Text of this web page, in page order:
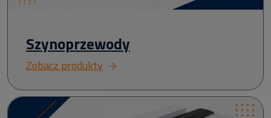
Szynoprzewody
Zobacz produkty